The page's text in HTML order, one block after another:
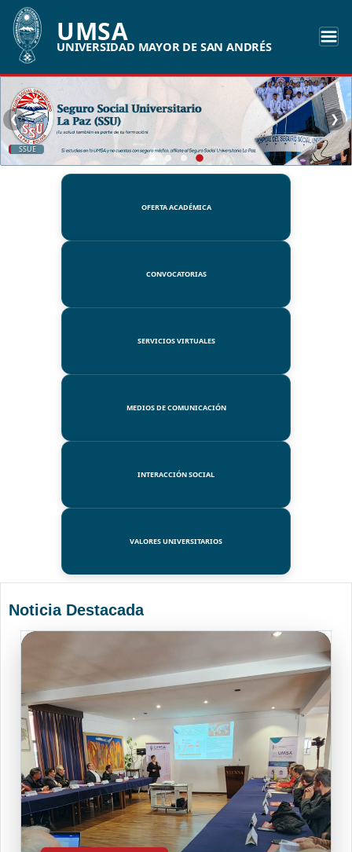
UMSA
UNIVERSIDAD MAYOR DE SAN ANDRÉS
UMSA
❮ ❯
OFERTA ACADÉMICA
CONVOCATORIAS
SERVICIOS VIRTUALES
MEDIOS DE COMUNICACIÓN
INTERACCIÓN SOCIAL
VALORES UNIVERSITARIOS
Noticia Destacada